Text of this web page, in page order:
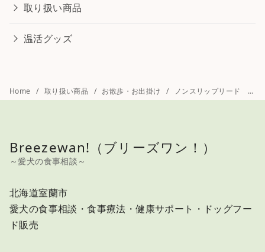
取り扱い商品
温活グッズ
Home 取り扱い商品 お散歩・お出掛け ノンスリップリード ユリウスK-9
Breezewan!（ブリーズワン！）
北海道室蘭市
愛犬の食事相談・食事療法・健康サポート・ドッグフー
ド販売